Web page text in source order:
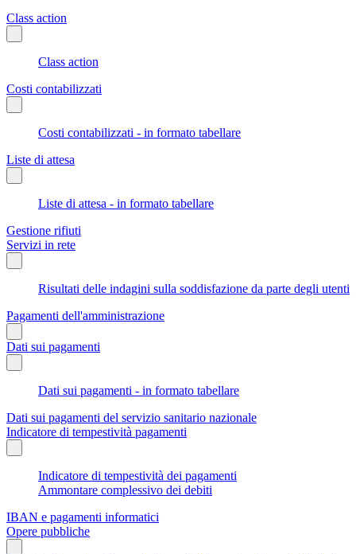
Class action
Class action
Costi contabilizzati
Costi contabilizzati - in formato tabellare
Liste di attesa
Liste di attesa - in formato tabellare
Gestione rifiuti
Servizi in rete
Risultati delle indagini sulla soddisfazione da parte degli utenti
Pagamenti dell'amministrazione
Dati sui pagamenti
Dati sui pagamenti - in formato tabellare
Dati sui pagamenti del servizio sanitario nazionale
Indicatore di tempestività pagamenti
Indicatore di tempestività dei pagamenti
Ammontare complessivo dei debiti
IBAN e pagamenti informatici
Opere pubbliche